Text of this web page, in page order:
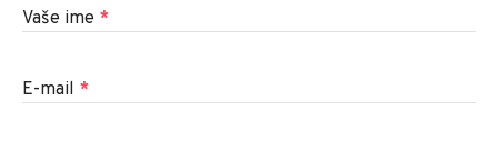
Vaše ime *
E-mail *